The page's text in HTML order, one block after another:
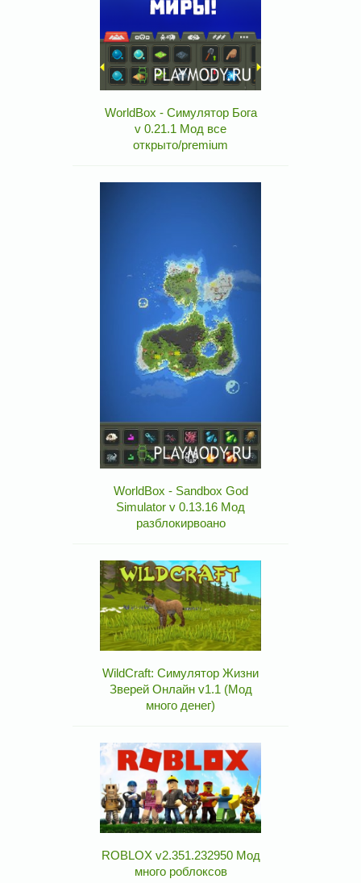
WorldBox - Симулятор Бога
v 0.21.1 Мод все
открыто/premium
WorldBox - Sandbox God
Simulator v 0.13.16 Мод
разблокирвоано
WildCraft: Симулятор Жизни
Зверей Онлайн v1.1 (Мод
много денег)
ROBLOX v2.351.232950 Мод
много роблоксов